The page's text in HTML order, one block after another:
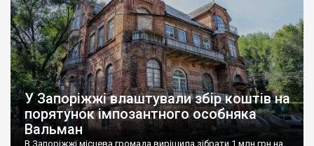
У Запоріжжі влаштували збір коштів на
порятунок імпозантного особняка
Вальман
В Запоріжжі місцева громада вирішила зібрати 1 млн грн на